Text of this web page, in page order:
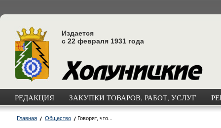
Издается
с 22 февраля 1931 года
РЕДАКЦИЯ ЗАКУПКИ ТОВАРОВ, РАБОТ, УСЛУГ
Главная Общество Говорят, что...